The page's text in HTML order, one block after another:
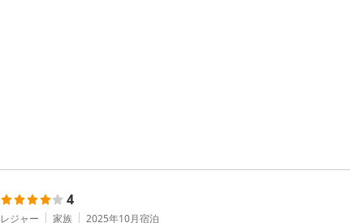
4
レジャー 家族 2025年10月宿泊